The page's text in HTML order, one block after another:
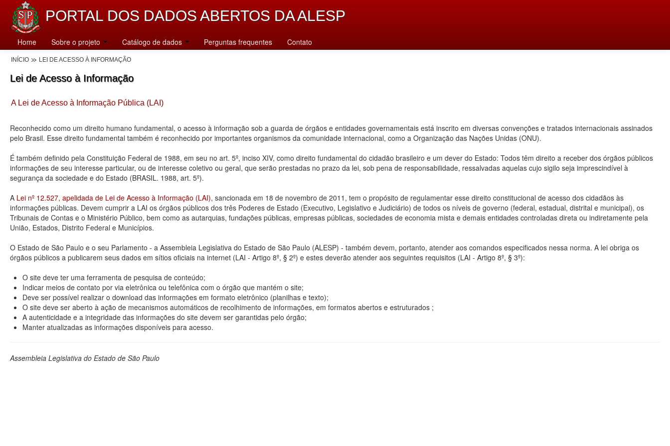
PORTAL DOS DADOS ABERTOS DA ALESP
Home Sobre o projeto Catálogo de dados Perguntas frequentes Contato
INÍCIO LEI DE ACESSO À INFORMAÇÃO
Lei de Acesso à Informação
A Lei de Acesso à Informação Pública (LAI)
Reconhecido como um direito humano fundamental, o acesso à informação sob a guarda de órgãos e entidades governamentais está inscrito em diversas convenções e tratados internacionais assinados
pelo Brasil. Esse direito fundamental também é reconhecido por importantes organismos da comunidade internacional, como a Organização das Nações Unidas (ONU).
É também definido pela Constituição Federal de 1988, em seu no art. 5º, inciso XIV, como direito fundamental do cidadão brasileiro e um dever do Estado: Todos têm direito a receber dos órgãos públicos
informações de seu interesse particular, ou de interesse coletivo ou geral, que serão prestadas no prazo da lei, sob pena de responsabilidade, ressalvadas aquelas cujo sigilo seja imprescindível à
segurança da sociedade e do Estado (BRASIL. 1988, art. 5º).
A Lei nº 12.527, apelidada de Lei de Acesso à Informação (LAI), sancionada em 18 de novembro de 2011, tem o propósito de regulamentar esse direito constitucional de acesso dos cidadãos às
informações públicas. Devem cumprir a LAI os órgãos públicos dos três Poderes de Estado (Executivo, Legislativo e Judiciário) de todos os níveis de governo (federal, estadual, distrital e municipal), os
Tribunais de Contas e o Ministério Público, bem como as autarquias, fundações públicas, empresas públicas, sociedades de economia mista e demais entidades controladas direta ou indiretamente pela
União, Estados, Distrito Federal e Municípios.
O Estado de São Paulo e o seu Parlamento - a Assembleia Legislativa do Estado de São Paulo (ALESP) - também devem, portanto, atender aos comandos especificados nessa norma. A lei obriga os
órgãos públicos a publicarem seus dados em sítios oficiais na internet (LAI - Artigo 8º, § 2º) e estes deverão atender aos seguintes requisitos (LAI - Artigo 8º, § 3º):
O site deve ter uma ferramenta de pesquisa de conteúdo;
Indicar meios de contato por via eletrônica ou telefônica com o órgão que mantém o site;
Deve ser possível realizar o download das informações em formato eletrônico (planilhas e texto);
O site deve ser aberto à ação de mecanismos automáticos de recolhimento de informações, em formatos abertos e estruturados ;
A autenticidade e a integridade das informações do site devem ser garantidas pelo órgão;
Manter atualizadas as informações disponíveis para acesso.
Assembleia Legislativa do Estado de São Paulo